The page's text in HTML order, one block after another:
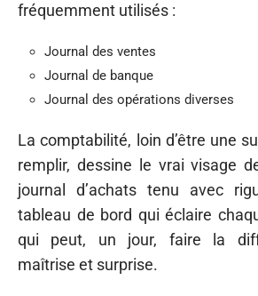
fréquemment utilisés :
Journal des ventes
Journal de banque
Journal des opérations diverses
La comptabilité, loin d’être une
remplir, dessine le vrai visage
journal d’achats tenu avec
tableau de bord qui éclaire
qui peut, un jour, faire la
maîtrise et surprise.